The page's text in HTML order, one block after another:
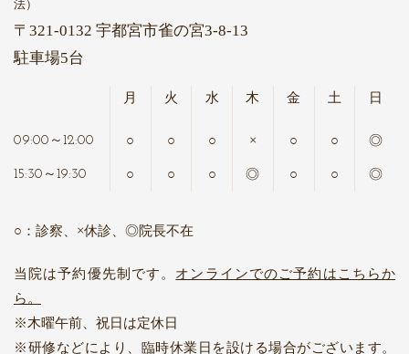
法）
〒321-0132 宇都宮市雀の宮3-8-13
駐車場5台
09:00～12:00
15:30～19:30
月
○
○
火
○
○
水
○
○
木
×
◎
金
○
○
土
○
○
日
◎
◎
○：診察、×休診、◎院長不在
当院は予約優先制です。 オンラインでのご予約はこちらか
ら。
木曜午前、祝日は定休日
研修などにより、臨時休業日を設ける場合がございます。